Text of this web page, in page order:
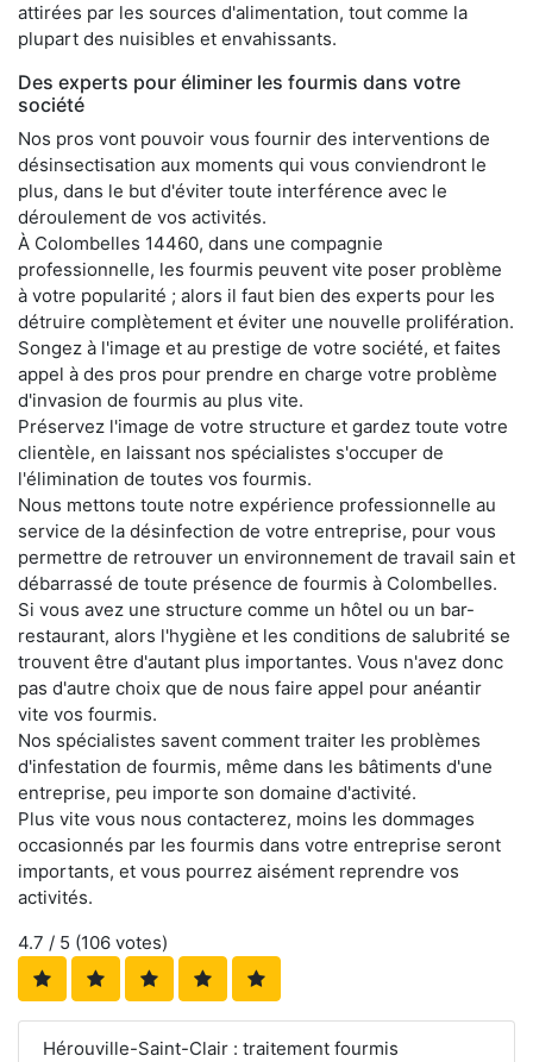
attirées par les sources d'alimentation, tout comme la
plupart des nuisibles et envahissants.
Des experts pour éliminer les fourmis dans votre
société
Nos pros vont pouvoir vous fournir des interventions de
désinsectisation aux moments qui vous conviendront le
plus, dans le but d'éviter toute interférence avec le
déroulement de vos activités.
À Colombelles 14460, dans une compagnie
professionnelle, les fourmis peuvent vite poser problème
à votre popularité ; alors il faut bien des experts pour les
détruire complètement et éviter une nouvelle prolifération.
Songez à l'image et au prestige de votre société, et faites
appel à des pros pour prendre en charge votre problème
d'invasion de fourmis au plus vite.
Préservez l'image de votre structure et gardez toute votre
clientèle, en laissant nos spécialistes s'occuper de
l'élimination de toutes vos fourmis.
Nous mettons toute notre expérience professionnelle au
service de la désinfection de votre entreprise, pour vous
permettre de retrouver un environnement de travail sain et
débarrassé de toute présence de fourmis à Colombelles.
Si vous avez une structure comme un hôtel ou un bar-
restaurant, alors l'hygiène et les conditions de salubrité se
trouvent être d'autant plus importantes. Vous n'avez donc
pas d'autre choix que de nous faire appel pour anéantir
vite vos fourmis.
Nos spécialistes savent comment traiter les problèmes
d'infestation de fourmis, même dans les bâtiments d'une
entreprise, peu importe son domaine d'activité.
Plus vite vous nous contacterez, moins les dommages
occasionnés par les fourmis dans votre entreprise seront
importants, et vous pourrez aisément reprendre vos
activités.
4.7 / 5 (106 votes)
Hérouville-Saint-Clair : traitement fourmis